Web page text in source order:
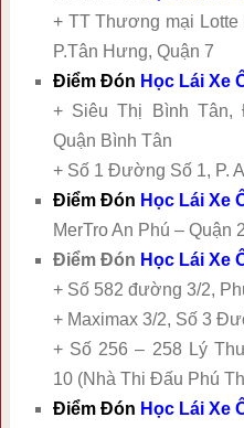
+ TT Thương mại Lotte
P.Tân Hưng, Quận 7
Điểm Đón Học Lái Xe
+ Siêu Thị Bình
Quận Bình Tân
+ Số 1 Đường Số 1, P.
Điểm Đón Học Lái Xe
MerTro An Phú – Quận 2
Điểm Đón Học Lái Xe
+ Số 582 đường 3/2,
+ Maximax 3/2, Số 3
+ Số 256 – 258 Lý
10 (Nhà Thi Đấu Phú
Điểm Đón Học Lái Xe